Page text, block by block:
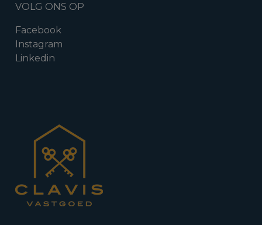
VOLG ONS OP
Facebook
Instagram
Linkedin